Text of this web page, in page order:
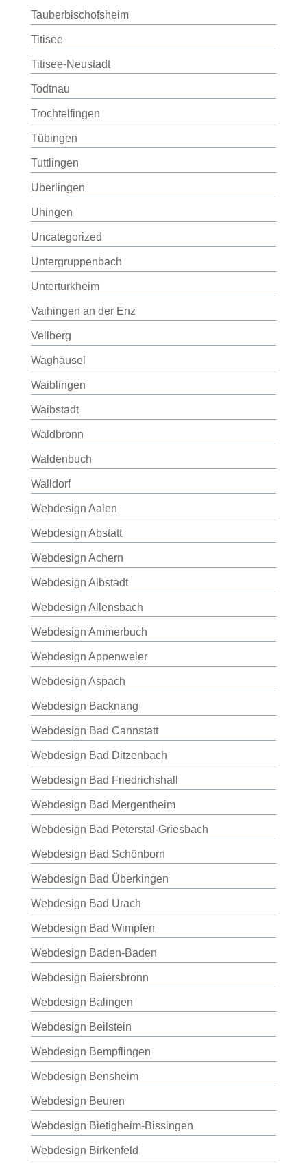
Tauberbischofsheim
Titisee
Titisee-Neustadt
Todtnau
Trochtelfingen
Tübingen
Tuttlingen
Überlingen
Uhingen
Uncategorized
Untergruppenbach
Untertürkheim
Vaihingen an der Enz
Vellberg
Waghäusel
Waiblingen
Waibstadt
Waldbronn
Waldenbuch
Walldorf
Webdesign Aalen
Webdesign Abstatt
Webdesign Achern
Webdesign Albstadt
Webdesign Allensbach
Webdesign Ammerbuch
Webdesign Appenweier
Webdesign Aspach
Webdesign Backnang
Webdesign Bad Cannstatt
Webdesign Bad Ditzenbach
Webdesign Bad Friedrichshall
Webdesign Bad Mergentheim
Webdesign Bad Peterstal-Griesbach
Webdesign Bad Schönborn
Webdesign Bad Überkingen
Webdesign Bad Urach
Webdesign Bad Wimpfen
Webdesign Baden-Baden
Webdesign Baiersbronn
Webdesign Balingen
Webdesign Beilstein
Webdesign Bempflingen
Webdesign Bensheim
Webdesign Beuren
Webdesign Bietigheim-Bissingen
Webdesign Birkenfeld